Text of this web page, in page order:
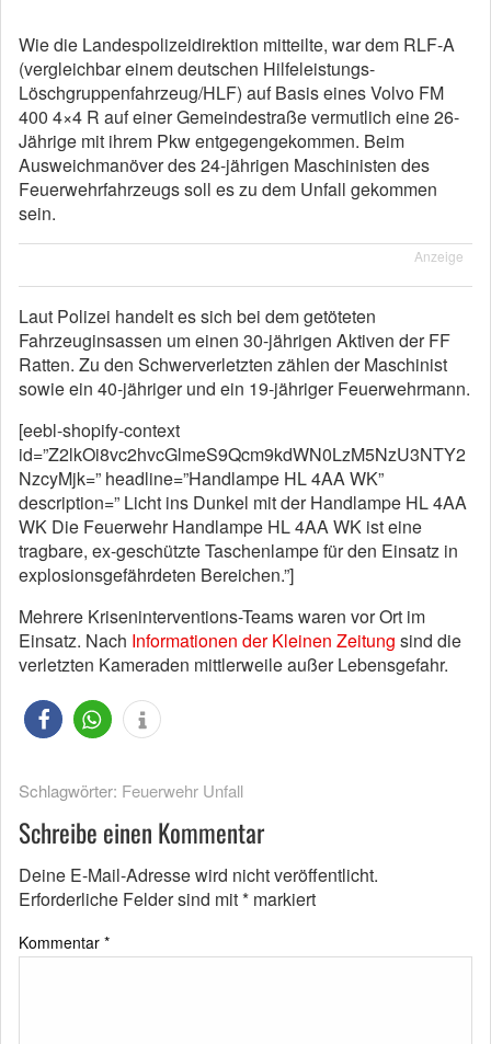
Wie die Landespolizeidirektion mitteilte, war dem RLF-A
(vergleichbar einem deutschen Hilfeleistungs-
Löschgruppenfahrzeug/HLF) auf Basis eines Volvo FM
400 4×4 R auf einer Gemeindestraße vermutlich eine 26-
Jährige mit ihrem Pkw entgegengekommen. Beim
Ausweichmanöver des 24-jährigen Maschinisten des
Feuerwehrfahrzeugs soll es zu dem Unfall gekommen
sein.
Anzeige
Laut Polizei handelt es sich bei dem getöteten
Fahrzeuginsassen um einen 30-jährigen Aktiven der FF
Ratten. Zu den Schwerverletzten zählen der Maschinist
sowie ein 40-jähriger und ein 19-jähriger Feuerwehrmann.
[eebl-shopify-context
id=”Z2lkOi8vc2hvcGlmeS9Qcm9kdWN0LzM5NzU3NTY2
NzcyMjk=” headline=”Handlampe HL 4AA WK”
description=” Licht ins Dunkel mit der Handlampe HL 4AA
WK Die Feuerwehr Handlampe HL 4AA WK ist eine
tragbare, ex-geschützte Taschenlampe für den Einsatz in
explosionsgefährdeten Bereichen.”]
Mehrere Kriseninterventions-Teams waren vor Ort im
Einsatz. Nach Informationen der Kleinen Zeitung sind die
verletzten Kameraden mittlerweile außer Lebensgefahr.
Schlagwörter: Feuerwehr Unfall
Schreibe einen Kommentar
Deine E-Mail-Adresse wird nicht veröffentlicht.
Erforderliche Felder sind mit* markiert
Kommentar *